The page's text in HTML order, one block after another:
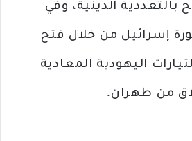
الدينية، وفي
إسرائيل من خلال فتح
اليهودية المعادية
من طهران.